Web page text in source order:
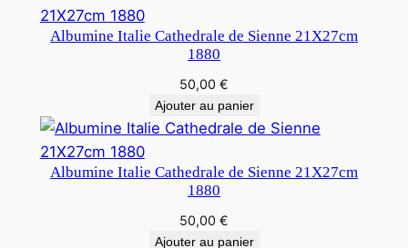
Albumine Italie Cathedrale de Sienne 21X27cm
1880
50,00 €
Ajouter au panier
Albumine Italie Cathedrale de Sienne 21X27cm
1880
50,00 €
Ajouter au panier